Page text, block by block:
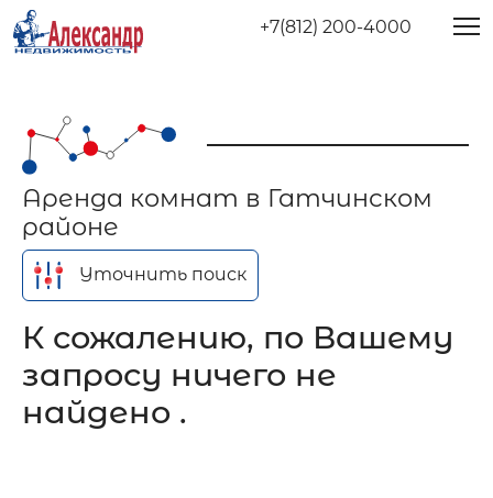
+7(812) 200-4000
Аренда комнат в Гатчинском
районе
Уточнить поиск
К сожалению, по Вашему
запросу ничего не
найдено .